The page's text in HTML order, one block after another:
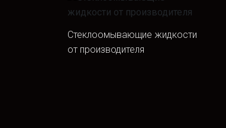
Стеклоомывающие жидкости
от производителя